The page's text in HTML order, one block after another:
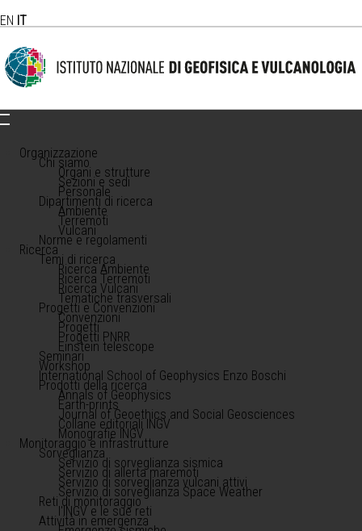
EN IT
Organizzazione
Chi siamo
Organi e strutture
Sezioni e sedi
Personale
Dipartimenti di ricerca
Ambiente
Terremoti
Vulcani
Norme e regolamenti
Ricerca
Temi di ricerca
Ricerca Ambiente
Ricerca Terremoti
Ricerca Vulcani
Tematiche trasversali
Progetti e Convenzioni
Convenzioni
Progetti
Progetti PNRR
Einstein telescope
Seminari
Workshop
International School of Geophysics Enzo Boschi
Prodotti della ricerca
Annals of Geophysics
Earth-prints
Journal of Geoethics and Social Geosciences
Collane editoriali INGV
Monografie INGV
Monitoraggio e infrastrutture
Sorveglianza
Servizio di sorveglianza sismica
Servizio di allerta maremoti
Servizio di sorveglianza vulcani attivi
Servizio di sorveglianza Space Weather
Reti di monitoraggio
l'INGV e le sue reti
Attività in emergenza